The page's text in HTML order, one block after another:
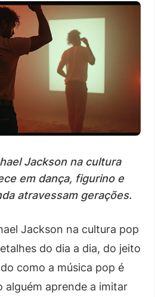
Jackson na cultura
em dança, figurino e
atravessam gerações.
Jackson na cultura pop
do dia a dia, do jeito
como a música pop é
alguém aprende a imitar